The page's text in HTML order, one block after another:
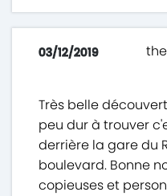
03/12/2019
Très belle
peu dur à trouver
derrière la gare du
boulevard. Bonne
copieuses et